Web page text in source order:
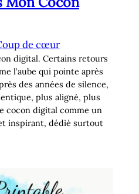
de cœur
digital. Certains retours
l’aube qui pointe après
des années de silence,
plus aligné, plus
cocon digital comme un
inspirant, dédié surtout